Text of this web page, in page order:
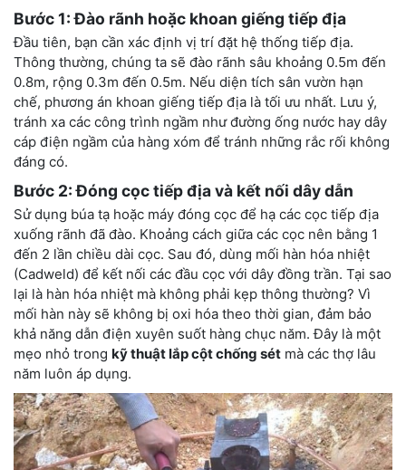
Bước 1: Đào rãnh hoặc khoan giếng tiếp địa
Đầu tiên, bạn cần xác định vị trí đặt hệ thống tiếp địa.
Thông thường, chúng ta sẽ đào rãnh sâu khoảng 0.5m đến
0.8m, rộng 0.3m đến 0.5m. Nếu diện tích sân vườn hạn
chế, phương án khoan giếng tiếp địa là tối ưu nhất. Lưu ý,
tránh xa các công trình ngầm như đường ống nước hay dây
cáp điện ngầm của hàng xóm để tránh những rắc rối không
đáng có.
Bước 2: Đóng cọc tiếp địa và kết nối dây dẫn
Sử dụng búa tạ hoặc máy đóng cọc để hạ các cọc tiếp địa
xuống rãnh đã đào. Khoảng cách giữa các cọc nên bằng 1
đến 2 lần chiều dài cọc. Sau đó, dùng mối hàn hóa nhiệt
(Cadweld) để kết nối các đầu cọc với dây đồng trần. Tại sao
lại là hàn hóa nhiệt mà không phải kẹp thông thường? Vì
mối hàn này sẽ không bị oxi hóa theo thời gian, đảm bảo
khả năng dẫn điện xuyên suốt hàng chục năm. Đây là một
mẹo nhỏ trong kỹ thuật lắp cột chống sét mà các thợ lâu
năm luôn áp dụng.